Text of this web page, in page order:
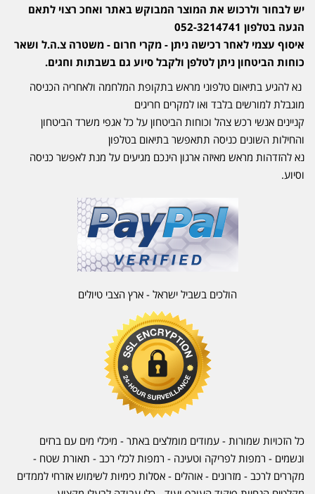
יש לבחור ולרכוש את המוצר המבוקש באתר ואחכ רצוי לתאם
הגעה בטלפון 052-3214741
איסוף עצמי לאחר רכישה ניתן - מקרי חרום - משטרה צ.ה.ל ושאר
כוחות הביטחון ניתן לטלפן ולקבל סיוע גם בשבתות וחגים.
נא להגיע בתיאום טלפוני מראש בתקופת המלחמה ולאחריה הכניסה
מוגבלת למורשים בלבד ואו למקרים חריגים
קניינים אנשי רכש צהל וכוחות הביטחון על כל אגפי משרד הביטחון
והחילות השונים כניסה תתאפשר בתיאום בטלפון
נא להזדהות מראש מאיזה ארגון הינכם מגיעים על מנת לאפשר כניסה
וסיוע.
הולכים בשביל ישראל - ארץ הצבי טיולים
כל הזכויות שמורות - עמודים מומלצים באתר - מיכלי מים עם ברזים
ונשמים - רמפות לפריקה וטעינה - רמפות לכלי רכב - תאורת שטח -
מקררים לרכב - מזרונים - אוהלים - אסלות כימיות לשימוש אזרחי לממדים